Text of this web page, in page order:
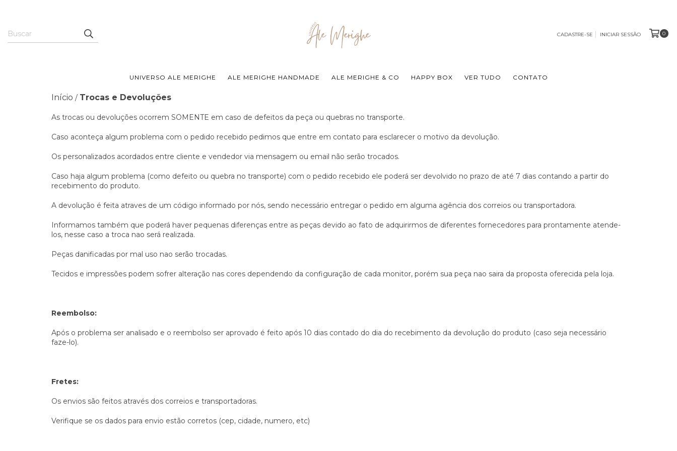
CADASTRE-SE INICIAR SESSÃO 0
UNIVERSO ALE MERIGHE ALE MERIGHE HANDMADE ALE MERIGHE & CO HAPPY BOX VER TUDO CONTATO
Início / Trocas e Devoluções
As trocas ou devoluções ocorrem SOMENTE em caso de defeitos da peça ou quebras no transporte.
Caso aconteça algum problema com o pedido recebido pedimos que entre em contato para esclarecer o motivo da devolução.
Os personalizados acordados entre cliente e vendedor via mensagem ou email não serão trocados.
Caso haja algum problema (como defeito ou quebra no transporte) com o pedido recebido ele poderá ser devolvido no prazo de até 7 dias contando a partir do
recebimento do produto.
A devolução é feita atraves de um código informado por nós, sendo necessário entregar o pedido em alguma agência dos correios ou transportadora.
Informamos também que poderá haver pequenas diferenças entre as peças devido ao fato de adquirirmos de diferentes fornecedores para prontamente atende-
los, nesse caso a troca nao será realizada.
Peças danificadas por mal uso nao serão trocadas.
Tecidos e impressões podem sofrer alteração nas cores dependendo da configuração de cada monitor, porém sua peça nao saira da proposta oferecida pela loja.
Reembolso:
Após o problema ser analisado e o reembolso ser aprovado é feito após 10 dias contado do dia do recebimento da devolução do produto (caso seja necessário
faze-lo).
Fretes:
Os envios são feitos através dos correios e transportadoras.
Verifique se os dados para envio estão corretos (cep, cidade, numero, etc)